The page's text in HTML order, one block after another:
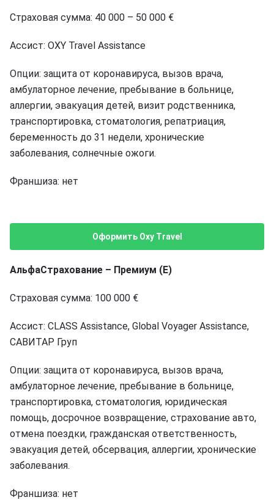
Страховая сумма: 40 000 – 50 000 €
Ассист: OXY Travel Assistance
Опции: защита от коронавируса, вызов врача,
амбулаторное лечение, пребывание в больнице,
аллергии, эвакуация детей, визит родственника,
транспортировка, стоматология, репатриация,
беременность до 31 недели, хронические
заболевания, солнечные ожоги.
Франшиза: нет
Оформить Oxy Travel
АльфаСтрахование – Премиум (E)
Страховая сумма: 100 000 €
Ассист: CLASS Assistance, Global Voyager Assistance,
САВИТАР Груп
Опции: защита от коронавируса, вызов врача,
амбулаторное лечение, пребывание в больнице,
транспортировка, стоматология, юридическая
помощь, досрочное возвращение, страхование авто,
отмена поездки, гражданская ответственность,
эвакуация детей, обсервация, аллергии, хронические
заболевания.
Франшиза: нет